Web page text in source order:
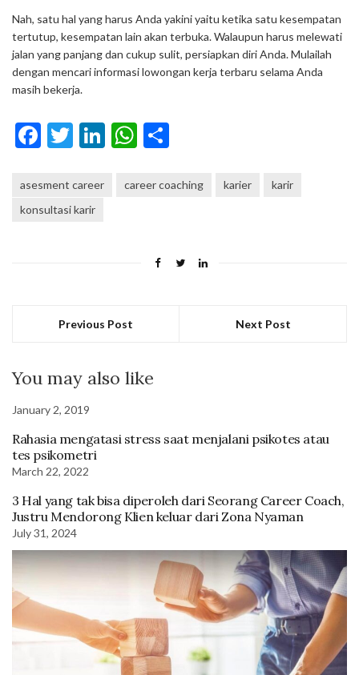
Nah, satu hal yang harus Anda yakini yaitu ketika satu kesempatan
tertutup, kesempatan lain akan terbuka. Walaupun harus melewati
jalan yang panjang dan cukup sulit, persiapkan diri Anda. Mulailah
dengan mencari informasi lowongan kerja terbaru selama Anda
masih bekerja.
Facebook
Twitter
LinkedIn
WhatsApp
asesment career career coaching karier
karir
konsultasi karir
Previous Post Next Post
You may also like
January 2, 2019
Rahasia mengatasi stress saat menjalani psikotes atau
tes psikometri
March 22, 2022
3 Hal yang tak bisa diperoleh dari Seorang Career Coach,
Justru Mendorong Klien keluar dari Zona Nyaman
July 31, 2024